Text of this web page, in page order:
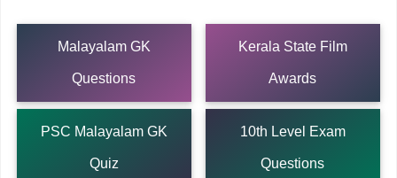
Malayalam GK
Questions
Kerala State Film
Awards
PSC Malayalam GK
Quiz
10th Level Exam
Questions